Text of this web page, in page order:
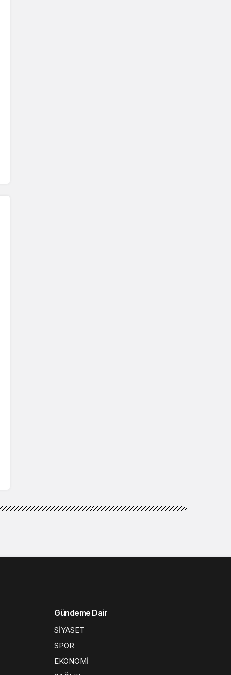
Gündeme Dair
SİYASET
SPOR
EKONOMİ